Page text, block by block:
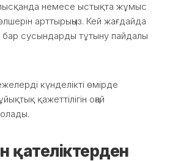
немесе ыстықта жұмыс
арттырыңыз. Кей жағдайда
бар сусындарды тұтыну пайдалы
күнделікті өмірде
қажеттілігін оңай
қателіктерден